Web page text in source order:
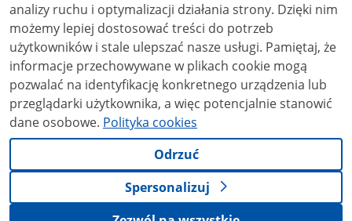
analizy ruchu i optymalizacji działania strony. Dzięki nim
możemy lepiej dostosować treści do potrzeb
użytkowników i stale ulepszać nasze usługi. Pamiętaj, że
informacje przechowywane w plikach cookie mogą
pozwalać na identyfikację konkretnego urządzenia lub
przeglądarki użytkownika, a więc potencjalnie stanowić
dane osobowe. Polityka cookies
Odrzuć
Spersonalizuj